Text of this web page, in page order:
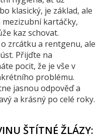
klasický, je základ, ale
kartáčky,
kaz schovat.
zrcátku a rentgenu, ale
Přijďte na
pocit, že je vše v
problému.
jasnou odpověď a
a krásný po celé roky.
ŠTÍTNÉ ŽLÁZY: